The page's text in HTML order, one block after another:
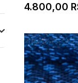
4.800,00